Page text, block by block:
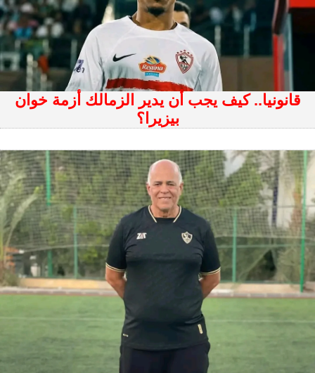
قانونيا.. كيف يجب أن يدير الزمالك أزمة خوان
بيزيرا؟